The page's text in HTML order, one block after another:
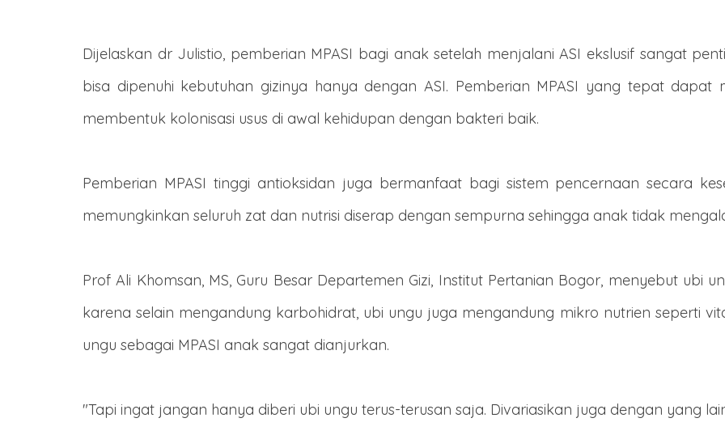
Dijelaskan dr Julistio, pemberian MPASI bagi anak setelah menjalani ASI ekslusif sangat
bisa dipenuhi kebutuhan gizinya hanya dengan ASI. Pemberian MPASI yang tepat
membentuk kolonisasi usus di awal kehidupan dengan bakteri baik.
Pemberian MPASI tinggi antioksidan juga bermanfaat bagi sistem pencernaan secara
memungkinkan seluruh zat dan nutrisi diserap dengan sempurna sehingga anak tidak
Prof Ali Khomsan, MS, Guru Besar Departemen Gizi, Institut Pertanian Bogor, menyebut ubi
karena selain mengandung karbohidrat, ubi ungu juga mengandung mikro nutrien seperti
ungu sebagai MPASI anak sangat dianjurkan.
"Tapi ingat jangan hanya diberi ubi ungu terus-terusan saja. Divariasikan juga dengan yang